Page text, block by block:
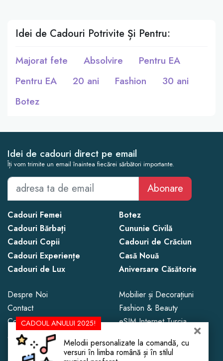
Idei de Cadouri Potrivite Și Pentru:
Majorat fete Absolvire
Pentru EA
Pentru EA
20 ani Fashion
30 ani
Botez
Idei de cadouri direct pe email
Îți vom trimite un email înaintea fiecărei sărbători importante.
Abonare
Cadouri Femei
Cadouri Bărbați
Cadouri Copii
Cadouri Experiențe
Cadouri de Lux
Botez
Cununie Civilă
Cadouri de Crăciun
Casă Nouă
Aniversare Căsătorie
Despre Noi
Contact
Confidențialitate
Magazine de Cadouri
Mobilier și Decorațiuni
Fashion & Beauty
eSIM Internet Turcia
CADOUL ANULUI 2025!
Melodii personalizate la comandă, cu
versuri în limba română și în stilul